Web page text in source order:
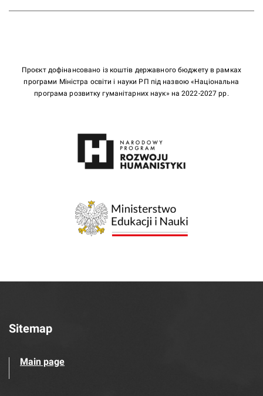
Проєкт дофінансовано із коштів державного бюджету в рамках
програми Міністра освіти і науки РП під назвою «Національна
програма розвитку гуманітарних наук» на 2022-2027 рр.
Sitemap
Main page